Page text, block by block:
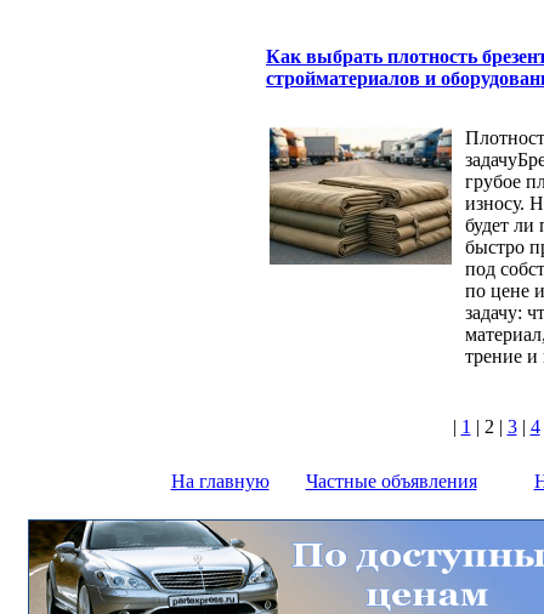
Как выбрать плотность
стройматериалов и
грубое
износу.
будет ли
быстро
под
по цене
задачу:
трение и
| 1 | 2 | 3| 4
На главную Частные объявления